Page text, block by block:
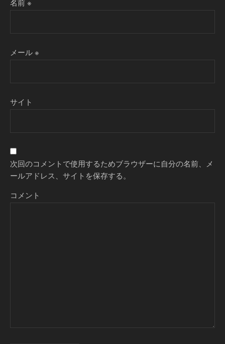
メール※
サイト
次回のコメントで使用するためブラウザーに自分の名前、メ
ールアドレス、サイトを保存する。
コメント